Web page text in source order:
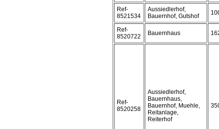
Ref-
8521534
Aussiedlerhof,
Bauernhof, Gutshof
Ref-
8520722
Bauernhaus
Ref-
8520258
Aussiedlerhof,
Bauernhaus,
Bauernhof, Muehle,
Reitanlage,
Reiterhof